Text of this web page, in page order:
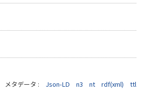
メタデータ : Json-LD n3 nt rdf(xml) ttl